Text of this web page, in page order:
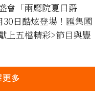
會「兩廳院夏日爵
日酷炫登場！匯集國
上五檔精彩>節目與豐
多